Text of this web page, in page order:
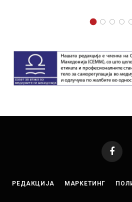
РЕДАКЦИЈА МАРКЕТИНГ